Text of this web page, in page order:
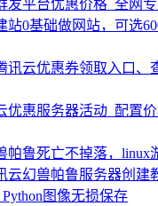
发平台优惠价格_全网
站0基础做网站，可选
讯云优惠券领取入口、
优惠服务器活动_配置
帕鲁死亡不掉落，linux
云幻兽帕鲁服务器创建
图像无损保存